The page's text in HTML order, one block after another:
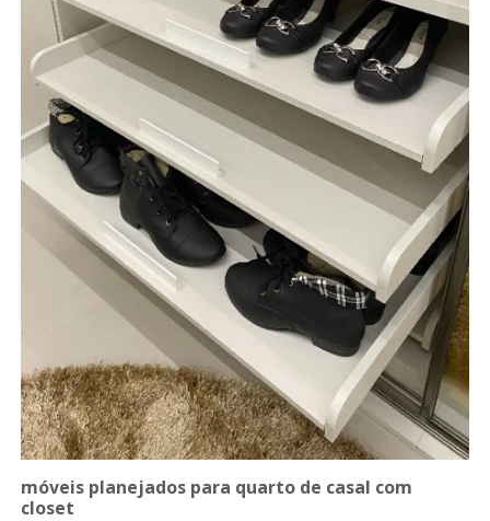
móveis planejados para quarto de casal com
closet